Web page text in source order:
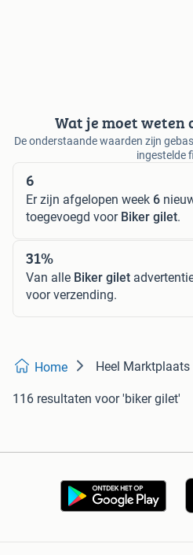
Wat je moet weten
De onderstaande waarden zijn
ingestelde
6
Er zijn afgelopen week 6
toegevoegd voor Biker gilet.
31%
Van alle Biker gilet
voor verzending.
Home Heel Marktplaats
116 resultaten voor 'biker gilet'